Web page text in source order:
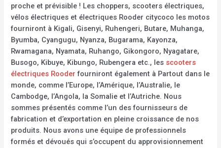
proche et prévisible ! Les choppers, scooters électriques,
vélos électriques et électriques Rooder citycoco les motos
fourniront à Kigali, Gisenyi, Ruhengeri, Butare, Muhanga,
Byumba, Cyangugu, Nyanza, Bugarama, Kayonza,
Rwamagana, Nyamata, Ruhango, Gikongoro, Nyagatare,
Busogo, Kibuye, Kibungo, Rubengera etc., les scooters
électriques Rooder fourniront également à Partout dans le
monde, comme l’Europe, l’Amérique, l’Australie, le
Cambodge, l’Angola, la Somalie et l’Autriche. Nous
sommes présentés comme l’un des fournisseurs de
fabrication et d’exportation en pleine croissance de nos
produits. Nous avons une équipe de professionnels
formés et dévoués qui s’occupent du approvisionnement